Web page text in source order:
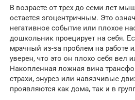
В возрасте от трех до семи лет
остается эгоцентричным. Это
негативное событие или плохое
дошкольник проецирует на себя.
мрачный из-за проблем на работе
уверен, что это он плохо себя вел
Накопленная ложная вина
страхи, энурез или навязчивые
проявляются как дома, так и в